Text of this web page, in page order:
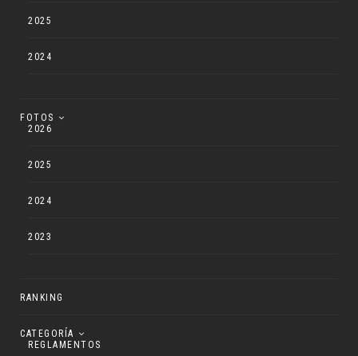
2025
2024
FOTOS
2026
2025
2024
2023
RANKING
CATEGORÍA
REGLAMENTOS